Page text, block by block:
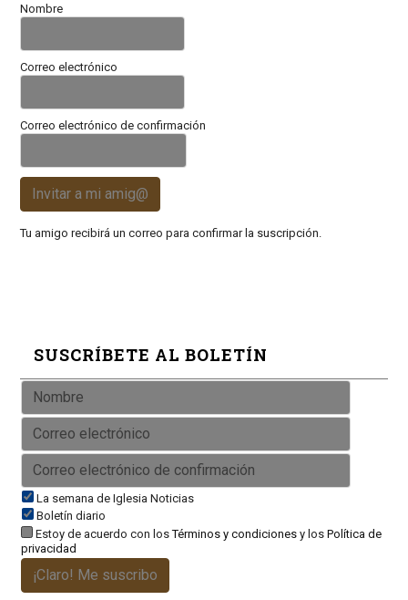
Nombre
Correo electrónico
Correo electrónico de confirmación
Invitar a mi amig@
Tu amigo recibirá un correo para confirmar la suscripción.
SUSCRÍBETE AL BOLETÍN
La semana de Iglesia Noticias
Boletín diario
Estoy de acuerdo con losTérminos y condicionesy los Política de
privacidad
¡Claro! Me suscribo